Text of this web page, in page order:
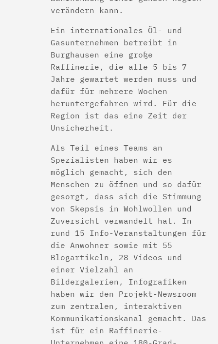
verändern kann.
Ein internationales Öl- und
Gasunternehmen betreibt in
Burghausen eine große
Raffinerie, die alle 5 bis 7
Jahre gewartet werden muss und
dafür für mehrere Wochen
heruntergefahren wird. Für die
Region ist das eine Zeit der
Unsicherheit.
Als Teil eines Teams an
Spezialisten haben wir es
möglich gemacht, sich den
Menschen zu öffnen und so dafür
gesorgt, dass sich die Stimmung
von Skepsis in Wohlwollen und
Zuversicht verwandelt hat. In
rund 15 Info-Veranstaltungen für
die Anwohner sowie mit 55
Blogartikeln, 28 Videos und
einer Vielzahl an
Bildergalerien, Infografiken
haben wir den Projekt-Newsroom
zum zentralen, interaktiven
Kommunikationskanal gemacht. Das
ist für ein Raffinerie-